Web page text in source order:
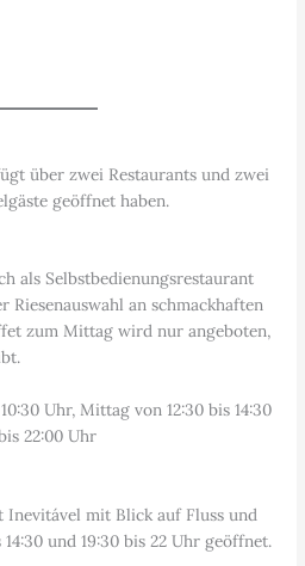
über zwei Restaurants und zwei
geöffnet haben.
als Selbstbedienungsrestaurant
an schmackhaften
zum Mittag wird nur angeboten,
Uhr, Mittag von 12:30 bis 14:30
22:00 Uhr
Inevitável mit Blick auf Fluss und
und 19:30 bis 22 Uhr geöffnet.